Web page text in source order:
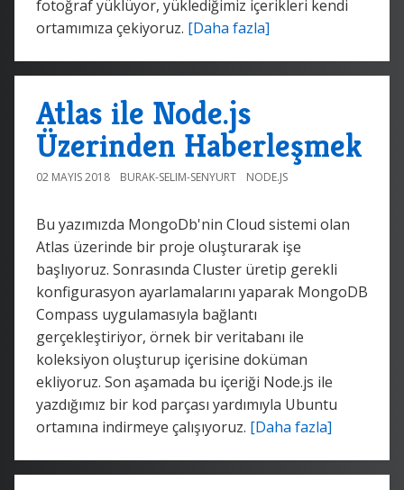
fotoğraf yüklüyor, yüklediğimiz içerikleri kendi
ortamımıza çekiyoruz. [Daha fazla]
Atlas ile Node.js
Üzerinden Haberleşmek
02 MAYIS 2018 BURAK-SELIM-SENYURT NODE.JS
Bu yazımızda MongoDb'nin Cloud sistemi olan
Atlas üzerinde bir proje oluşturarak işe
başlıyoruz. Sonrasında Cluster üretip gerekli
konfigurasyon ayarlamalarını yaparak MongoDB
Compass uygulamasıyla bağlantı
gerçekleştiriyor, örnek bir veritabanı ile
koleksiyon oluşturup içerisine doküman
ekliyoruz. Son aşamada bu içeriği Node.js ile
yazdığımız bir kod parçası yardımıyla Ubuntu
ortamına indirmeye çalışıyoruz. [Daha fazla]